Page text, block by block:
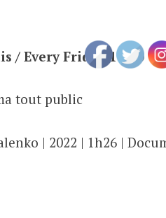
/ Every Friday 18:30
tout public
| 2022 | 1h26 |